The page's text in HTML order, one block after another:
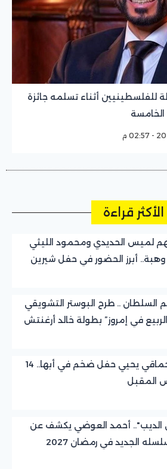
للفلسطينيين أثناء تسلمه جائزة
الخامسة
الأكثر قراءة
لميس الحديدي ومحمود الليثي
أبرز الحضور في حفل شيرين
السلطان .. طرح البوستر التشويقي
في إمروز” بطولة خالد أرغنتش
محمد حماقي يحيي حفل ضخم في أبها.. 14
المقبل
الديب".. أحمد العوضي يكشف عن
الجديد في رمضان 2027